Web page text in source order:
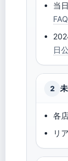
当
FAQ
日
2
各
リ